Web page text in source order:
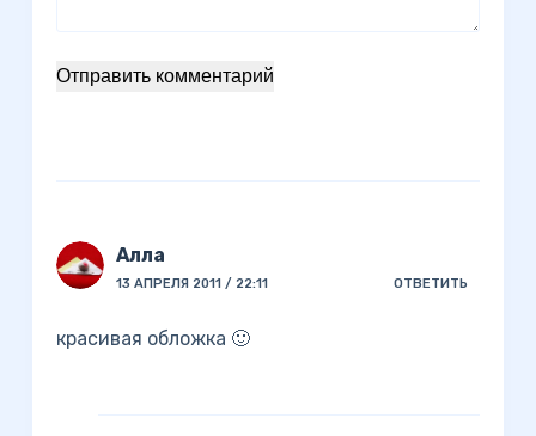
Отправить комментарий
Алла
13 АПРЕЛЯ 2011 / 22:11 ОТВЕТИТЬ
красивая обложка 🙂